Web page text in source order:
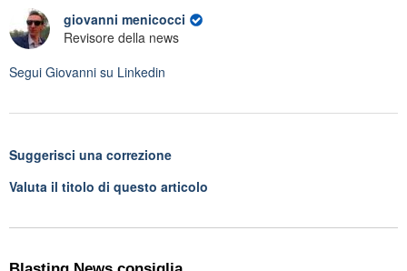
giovanni menicocci
Revisore della news
Segui Giovanni su Linkedin
Suggerisci una correzione
Valuta il titolo di questo articolo